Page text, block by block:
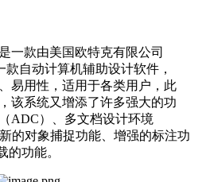
一款由美国欧特克有限公司
款自动计算机辅助设计软件，
易用性，适用于各类用户，此
该系统又增添了许多强大的功
ADC）、多文档设计环境
的对象捕捉功能、增强的标注功
的功能。